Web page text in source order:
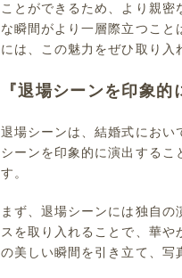
ことができるため、より親密
な瞬間がより一層際立つこと
には、この魅力をぜひ取り入
『退場シーンを印象的
退場シーンは、結婚式におい
シーンを印象的に演出するこ
す。
まず、退場シーンには独自
スを取り入れることで、華
の美しい瞬間を引き立て、写